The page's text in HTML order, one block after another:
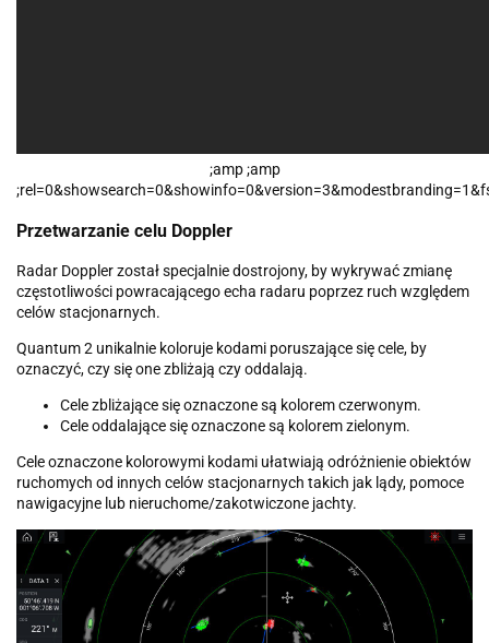
;amp ;amp
Przetwarzanie celu Doppler
Radar Doppler został specjalnie dostrojony, by wykrywać zmianę
częstotliwości powracającego echa radaru poprzez ruch względem
celów stacjonarnych.
Quantum 2 unikalnie koloruje kodami poruszające się cele, by
oznaczyć, czy się one zbliżają czy oddalają.
Cele zbliżające się oznaczone są kolorem czerwonym.
Cele oddalające się oznaczone są kolorem zielonym.
Cele oznaczone kolorowymi kodami ułatwiają odróżnienie obiektów
ruchomych od innych celów stacjonarnych takich jak lądy, pomoce
nawigacyjne lub nieruchome/zakotwiczone jachty.